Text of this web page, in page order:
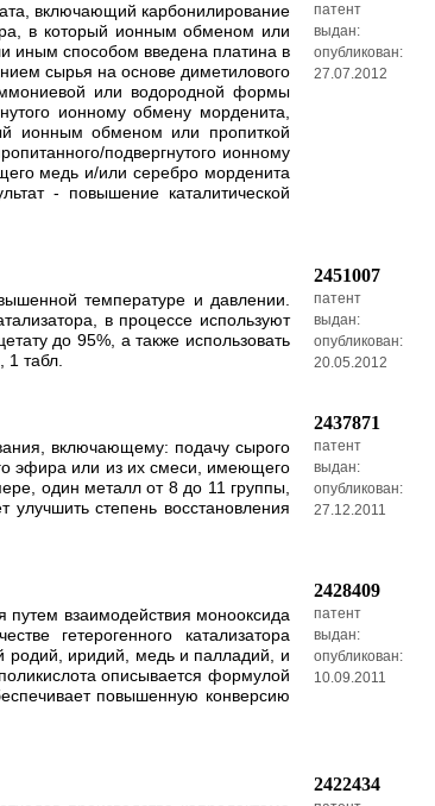
включающий карбонилирование
в который ионным обменом или
иным способом введена платина в
сырья на основе диметилового
или водородной формы
ионному обмену морденита,
ионным обменом или пропиткой
подвергнутого ионному
медь и/или серебро морденита
- повышение каталитической
патент
выдан:
опубликован:
27.07.2012
температуре и давлении.
в процессе используют
до 95%, а также использовать
табл.
2451007
патент
выдан:
опубликован:
20.05.2012
включающему: подачу сырого
эфира или из их смеси, имеющего
один металл от 8 до 11 группы,
степень восстановления
2437871
патент
выдан:
опубликован:
27.12.2011
путем взаимодействия монооксида
гетерогенного катализатора
родий, иридий, медь и палладий, и
описывается формулой
повышенную конверсию
2428409
патент
выдан:
опубликован:
10.09.2011
2422434